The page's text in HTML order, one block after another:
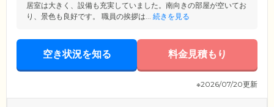
居室は大きく、設備も充実していました。南向きの部屋が空いてお
り、景色も良好です。 職員の挨拶は... 続きを見る
空き状況を知る 料金見積もり
※2026/07/20更新